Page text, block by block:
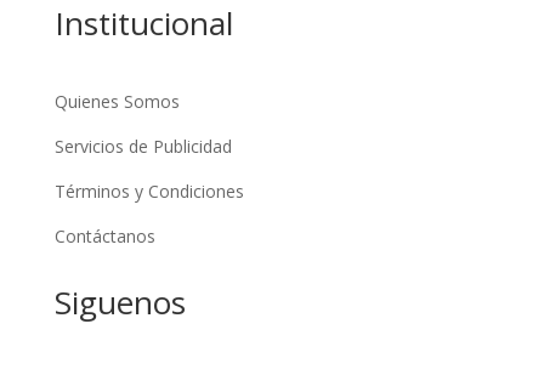
Institucional
Quienes Somos
Servicios de Publicidad
Términos y Condiciones
Contáctanos
Siguenos